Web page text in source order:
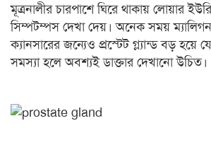
মূত্রনালীর চারপাশে ঘিরে থাকায় লোয়ার
সিম্পটম্পস দেখা দেয়। অনেক সময়
ক্যানসারের জন্যেও প্রস্টেট গ্ল্যান্ড বড় হয়ে
সমস্যা হলে অবশ্যই ডাক্তার দেখানো উচিত।